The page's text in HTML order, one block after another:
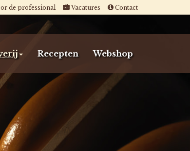
de professional Vacatures Contact
Webshop
Recepten